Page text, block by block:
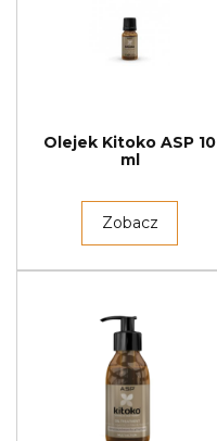
Olejek Kitoko ASP 10
ml
Zobacz